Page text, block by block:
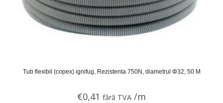
Tub flexibil (copex) ignifug, Rezistenta 750N, diametrul Φ32, 50 M
€0,41 fără TVA /m